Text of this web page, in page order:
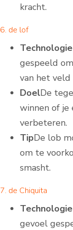
kracht.
6. de lof
Technologie
gespeeld
van het
DoelDe
winnen of
verbeteren.
TipDe lob
om te
smasht.
7. de Chiquita
Technologie
gevoel